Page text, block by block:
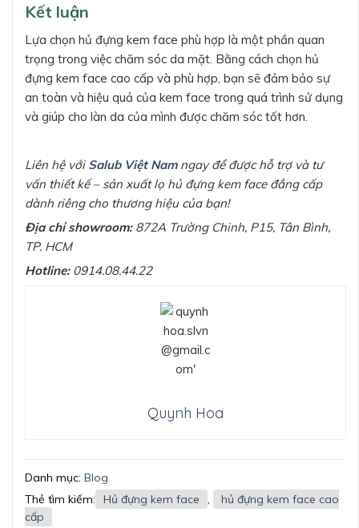
Kết luận
Lựa chọn hủ đựng kem face phù hợp là một phần quan
trọng trong việc chăm sóc da mặt. Bằng cách chọn hủ
đựng kem face cao cấp và phù hợp, bạn sẽ đảm bảo sự
an toàn và hiệu quả của kem face trong quá trình sử dụng
và giúp cho làn da của mình được chăm sóc tốt hơn.
Liên hệ với Salub Việt Namngay để được hỗ trợ và tư
vấn thiết kế – sản xuất lọ hủ đựng kem face đẳng cấp
dành riêng cho thương hiệu của bạn!
Địa chỉ showroom: 872A Trường Chinh, P15, Tân Bình,
TP. HCM
Hotline:0914.08.44.22
Quynh Hoa
Danh mục: Blog
Thẻ tìm kiếm:
Hủ đựng kem face ,
hủ đựng kem face cao
cấp